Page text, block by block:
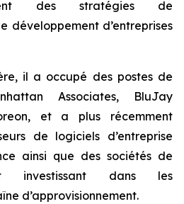
des stratégies de
développement d’entreprises
il a occupé des postes de
Associates, BluJay
et a plus récemment
de logiciels d’entreprise
ainsi que des sociétés de
investissant dans les
d’approvisionnement.